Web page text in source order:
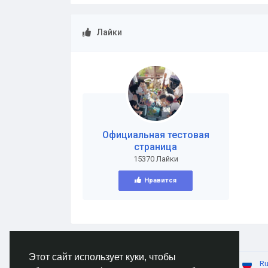
Этот сайт использует куки, чтобы
Лайки
Официальная тестовая
страница
15370 Лайки
Нравится
© 2026 AnimeSocial.SU - Первая аниме сеть!